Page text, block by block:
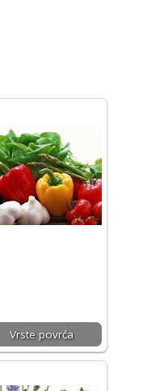
Vrste povrća